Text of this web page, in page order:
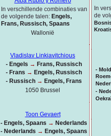
In
de
-
-
In verschillende combinaties van
de volgende talen: Engels,
Frans, Russisch, Spaans
Wallonië
Vladislav Linkiavitchious
- Engels → Frans, Russisch
- Frans → Engels, Russisch
- Russisch → Engels, Frans
1050 Brussel
Toon Gevaert
- Engels, Spaans → Nederlands
- Nederlands → Engels, Spaans